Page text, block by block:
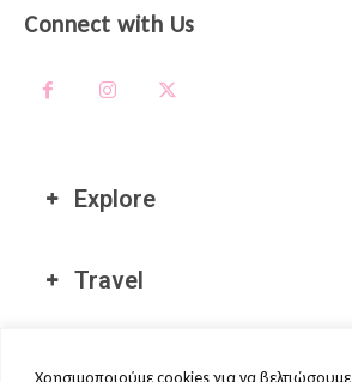
Χρησιμοποιούμε cookies για να βελτιώσουμε
Connect with Us
Explore
Travel